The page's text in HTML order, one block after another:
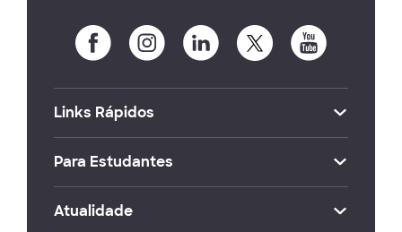
Links Rápidos
Para Estudantes
Atualidade